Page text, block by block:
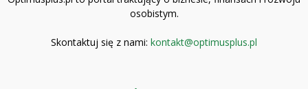
osobistym.
Skontaktuj się z nami: kontakt@optimusplus.pl